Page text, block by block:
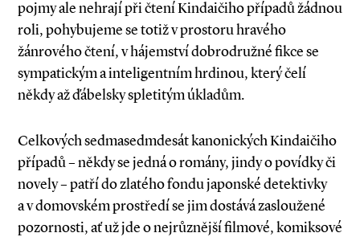
pojmy ale nehrají při čtení Kindaičiho případů žádnou
roli, pohybujeme se totiž v prostoru hravého
žánrového čtení, v hájemství dobrodružné fikce se
sympatickým a inteligentním hrdinou, který čelí
někdy až ďábelsky spletitým úkladům.
Celkových sedmasedmdesát kanonických Kindaičiho
případů – někdy se jedná o romány, jindy o povídky či
novely – patří do zlatého fondu japonské detektivky
a v domovském prostředí se jim dostává zasloužené
pozornosti, ať už jde o nejrůznější filmové, komiksové